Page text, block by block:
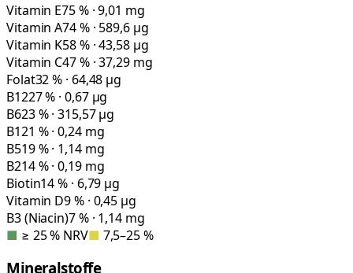
Vitamin E75 % · 9,01 mg
Vitamin A74 % · 589,6 µg
Vitamin K58 % · 43,58 µg
Vitamin C47 % · 37,29 mg
Folat32 % · 64,48 µg
B1227 % · 0,67 µg
B623 % · 315,57 µg
B121 % · 0,24 mg
B519 % · 1,14 mg
B214 % · 0,19 mg
Biotin14 % · 6,79 µg
Vitamin D9 % · 0,45 µg
B3 (Niacin)7 % · 1,14 mg
■ ≥ 25 % NRV■ 7,5–25 %
Mineralstoffe